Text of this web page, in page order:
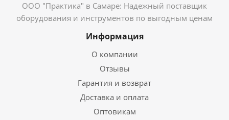
ООО "Практика" в Самаре: Надежный поставщик
оборудования и инструментов по выгодным ценам
Информация
О компании
Отзывы
Гарантия и возврат
Доставка и оплата
Оптовикам